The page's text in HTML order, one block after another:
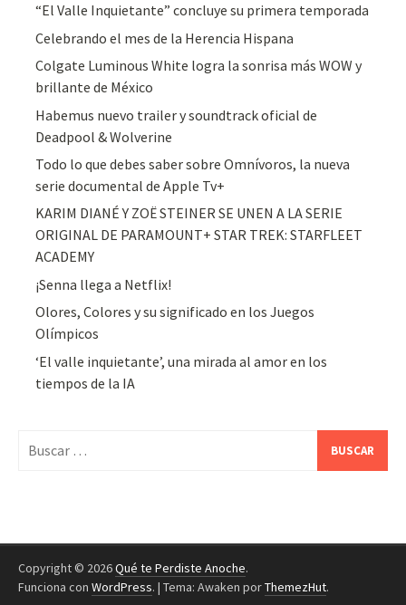
“El Valle Inquietante” concluye su primera temporada
Celebrando el mes de la Herencia Hispana
Colgate Luminous White logra la sonrisa más WOW y
brillante de México
Habemus nuevo trailer y soundtrack oficial de
Deadpool & Wolverine
Todo lo que debes saber sobre Omnívoros, la nueva
serie documental de Apple Tv+
KARIM DIANÉ Y ZOË STEINER SE UNEN A LA SERIE
ORIGINAL DE PARAMOUNT+ STAR TREK: STARFLEET
ACADEMY
¡Senna llega a Netflix!
Olores, Colores y su significado en los Juegos
Olímpicos
‘El valle inquietante’, una mirada al amor en los
tiempos de la IA
Copyright © 2026Qué te Perdiste Anoche.
Funciona con WordPress. | Tema: Awaken porThemezHut.